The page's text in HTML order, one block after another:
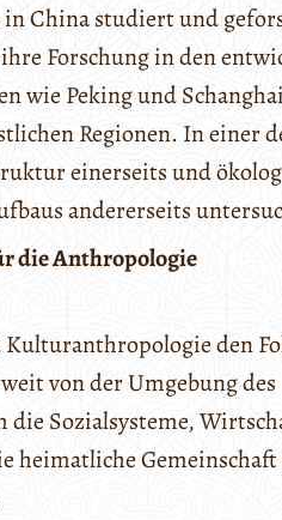
in China studiert und
Forschung in den
wie Peking und Schanghai
Regionen. In einer
einerseits und
andererseits
die Anthropologie
den
von der Umgebung des
Sozialsysteme,
heimatliche